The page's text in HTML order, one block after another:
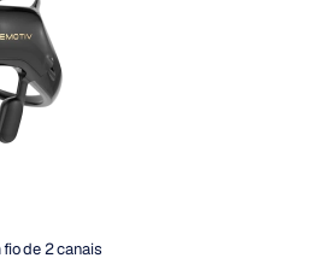
fio de 2 canais